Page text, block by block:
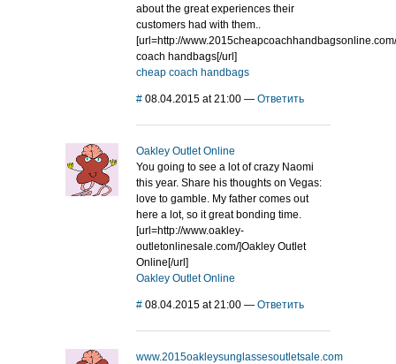
about the great experiences their
customers had with them..
[url=http://
coach handbags[/url]
cheap coach handbags
# 08.04.2015 at 21:00 — Ответить
Oakley Outlet Online
You going to see a lot of crazy Naomi
this year. Share his thoughts on Vegas:
love to gamble. My father comes out
here a lot, so it great bonding time.
[url=http://www.oakley-
outletonlinesale.com/]Oakley Outlet
Online[/url]
Oakley Outlet Online
# 08.04.2015 at 21:00 — Ответить
www.2015oakleysunglassesoutletsale.com